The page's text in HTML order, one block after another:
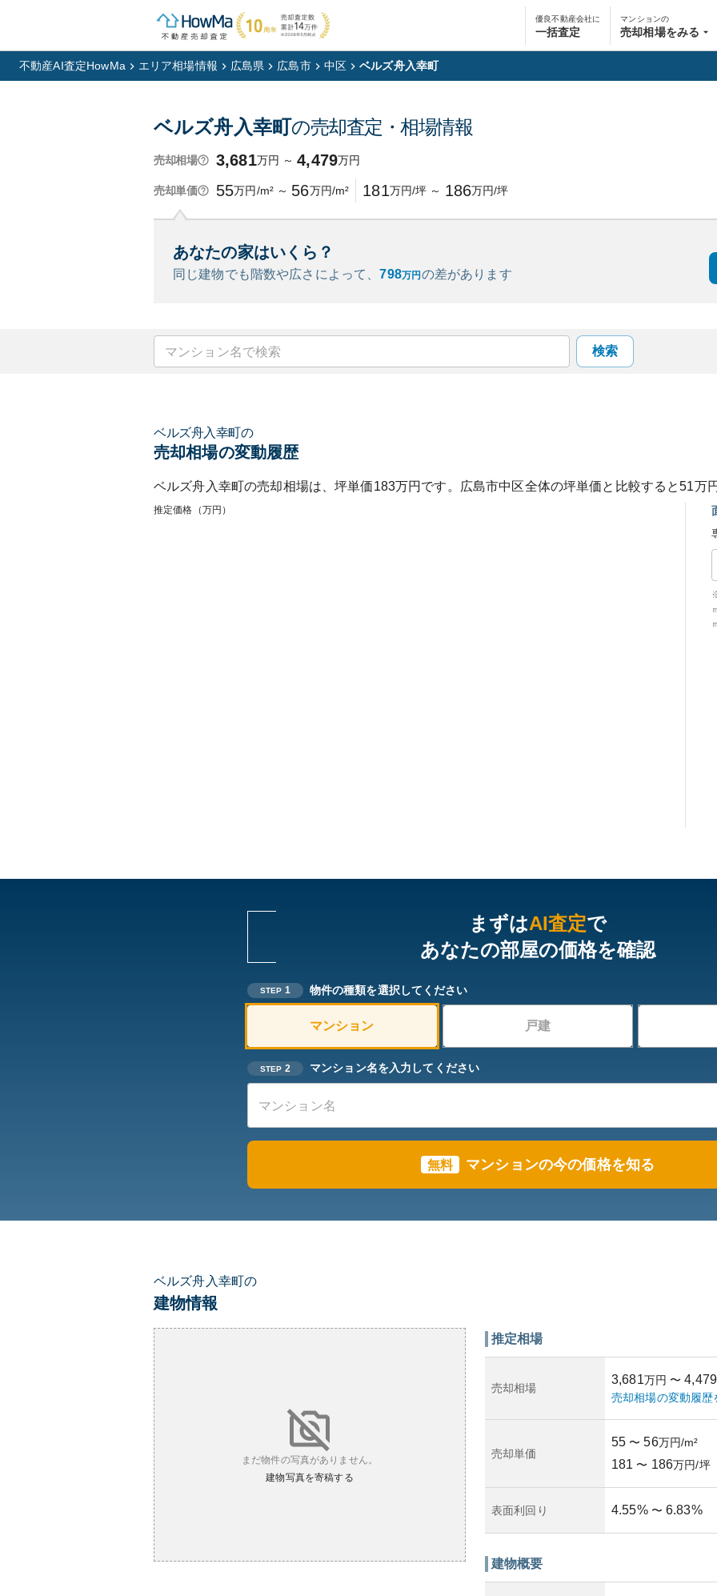
優良不動産会社に
一括査定
マンションの
売却相場をみる
不動産AI査定HowMa エリア相場情報 広島県 広島市 中区 ベルズ舟入幸町
ベルズ舟入幸町の売却査定・相場情報
売却相場 3,681万円 ～ 4,479万円
売却単価 55万円/m² ～ 56万円/m² 181万円/坪 ～ 186万円/坪
あなたの家はいくら？
同じ建物でも階数や広さによって、798万円 の差があります
検索
ベルズ舟入幸町の
売却相場の変動履歴
ベルズ舟入幸町の売却相場は、坪単価183万円です。 広島市中区全体の坪単価と比較すると51万
推定価格（万円）
まずはAI査定で
あなたの部屋の価格を確認
STEP 1 物件の種類を選択してください
マンション 戸建
STEP 2 マンション名を入力してください
無料 マンションの今の価格を知る
ベルズ舟入幸町の
建物情報
まだ物件の写真がありません。
建物写真を寄稿する
推定相場
売却相場
3,681万円 〜 4,479
売却相場の変動履歴
売却単価
55 〜 56万円/m²
181 〜 186万円/坪
表面利回り 4.55% 〜 6.83%
建物概要